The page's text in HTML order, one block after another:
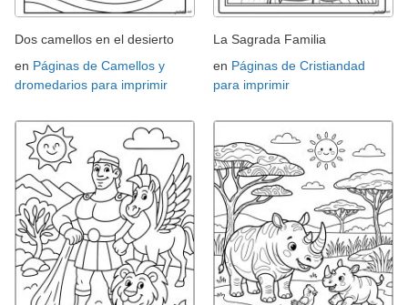
Dos camellos en el desierto
en Páginas de Camellos y
dromedarios para imprimir
La Sagrada Familia
en Páginas de Cristiandad
para imprimir